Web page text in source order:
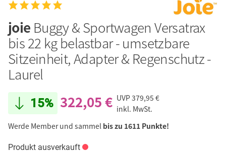
joie Buggy & Sportwagen Versatrax
bis 22 kg belastbar - umsetzbare
Sitzeinheit, Adapter & Regenschutz -
Laurel
15% 322,05 € UVP379,95 €
inkl. MwSt.
Werde Member und sammel bis zu 1611 Punkte!
Produkt ausverkauft